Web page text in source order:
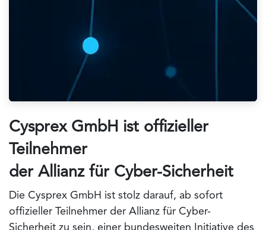
Cysprex GmbH ist offizieller
Teilnehmer
der Allianz für Cyber-Sicherheit
Die Cysprex GmbH ist stolz darauf, ab sofort
offizieller Teilnehmer der Allianz für Cyber-
Sicherheit zu sein, einer bundesweiten Initiative des